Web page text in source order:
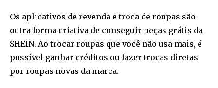
Os aplicativos de revenda e troca de roupas são
outra forma criativa de conseguir peças grátis da
SHEIN. Ao trocar roupas que você não usa mais, é
possível ganhar créditos ou fazer trocas diretas
por roupas novas da marca.